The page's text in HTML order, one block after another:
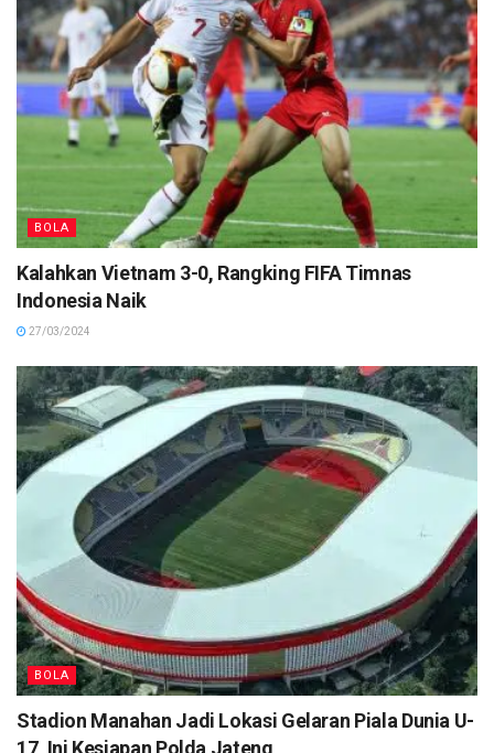
BOLA
Kalahkan Vietnam 3-0, Rangking FIFA Timnas
Indonesia Naik
27/03/2024
BOLA
Stadion Manahan Jadi Lokasi Gelaran Piala Dunia U-
17, Ini Kesiapan Polda Jateng